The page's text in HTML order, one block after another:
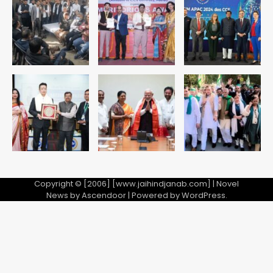
Copyright © [2006] [www.jaihindjanab.com] | Novel
News byAscendoor| Powered byWordPress.